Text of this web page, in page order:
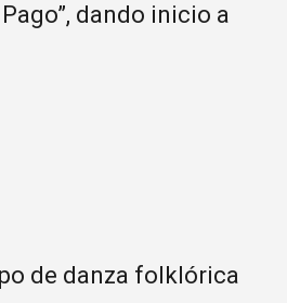
dando inicio a
de danza folklórica